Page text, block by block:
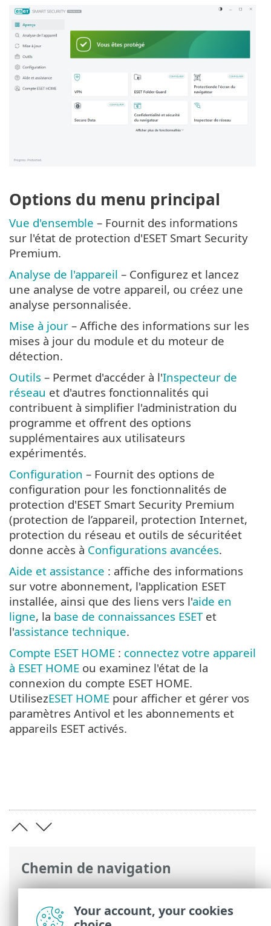
Chemin de navigation
Aide en ligne ESET>ESET Smart Security
Premium
>Utilisation d'ESET Smart
Security Premium
Options du menu principal
Vue d'ensemble – Fournit des informations
sur l'état de protection d'ESET Smart Security
Premium.
Analyse de l'appareil – Configurez et lancez
une analyse de votre appareil, ou créez une
analyse personnalisée.
Mise à jour – Affiche des informations sur les
mises à jour du module et du moteur de
détection.
Outils – Permet d'accéder à l'Inspecteur de
réseau et d'autres fonctionnalités qui
contribuent à simplifier l'administration du
programme et offrent des options
supplémentaires aux utilisateurs
expérimentés.
Configuration – Fournit des options de
configuration pour les fonctionnalités de
protection d'ESET Smart Security Premium
(protection de l’appareil, protection Internet,
protection du réseau et outils de sécuritéet
donne accès à Configurations avancées.
Aide et assistance : affiche des informations
sur votre abonnement, l'application ESET
installée, ainsi que des liens vers l'aide en
ligne, la base de connaissances ESETet
l'assistance technique.
Compte ESET HOME : connectez votre appareil
à ESET HOME ou examinez l'état de la
connexion du compte ESET HOME.
UtilisezESET HOME pour afficher et gérer vos
paramètres Antivol et les abonnements et
appareils ESET activés.
Your account, your cookies